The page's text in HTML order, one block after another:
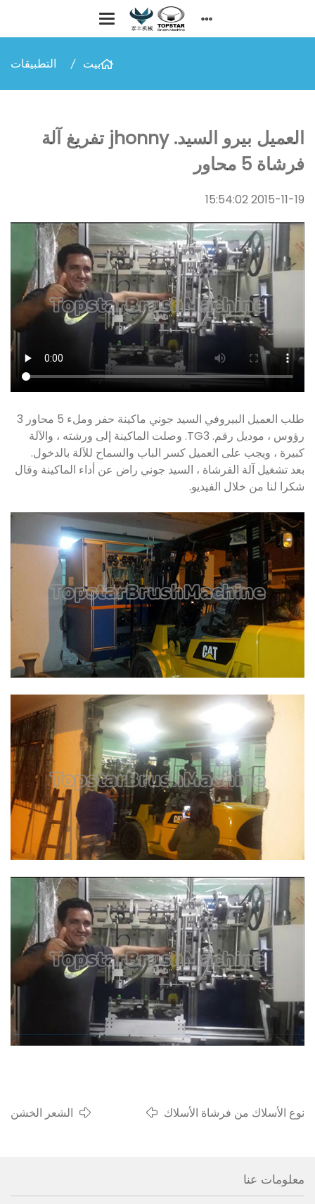
بيت التطبيقات
العميل بيرو السيد. jhonny تفريغ آلة
فرشاة 5 محاور
2015-11-19 15:54:02
طلب العميل البيروفي السيد جوني ماكينة حفر وملء 5 محاور 3
رؤوس ، موديل رقم. TG3. وصلت الماكينة إلى ورشته ، والآلة
كبيرة ، ويجب على العميل كسر الباب والسماح للآلة بالدخول.
بعد تشغيل آلة الفرشاة ، السيد جوني راض عن أداء الماكينة وقال
شكرا لنا من خلال الفيديو.
نوع الأسلاك من فرشاة الأسلاك الشعر الخشن
معلومات عنا